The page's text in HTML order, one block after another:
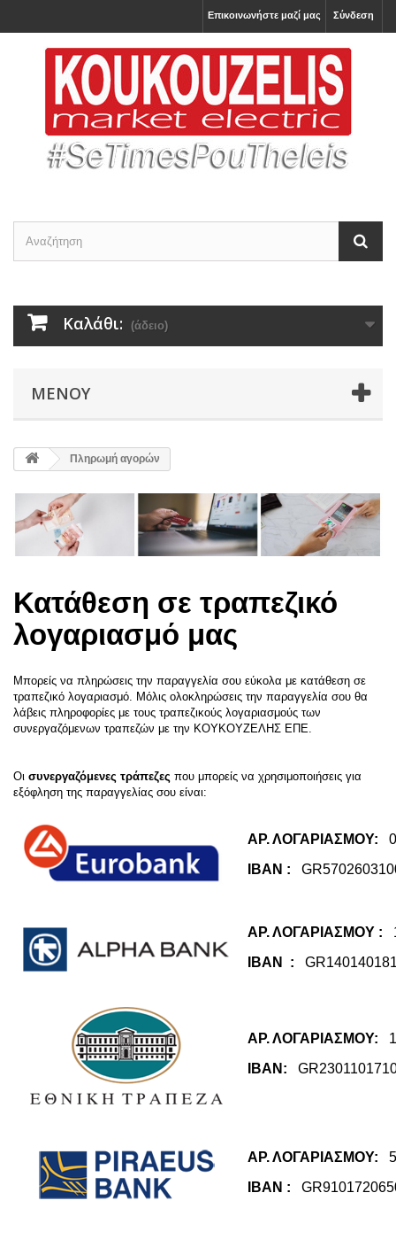
Σύνδεση
Επικοινωνήστε μαζί μας
Καλάθι: (άδειο)
ΜΕΝΟΎ
Πληρωμή αγορών
Κατάθεση σε τραπεζικό
λογαριασμό μας
Μπορείς να πληρώσεις την παραγγελία σου εύκολα με κατάθεση σε
τραπεζικό λογαριασμό. Μόλις ολοκληρώσεις την παραγγελία σου θα
λάβεις πληροφορίες με τους τραπεζικούς λογαριασμούς των
συνεργαζόμενων τραπεζών με την ΚΟΥΚΟΥΖΕΛΗΣ ΕΠΕ.
Οι συνεργαζόμενες τράπεζες που μπορείς να χρησιμοποιήσεις για
εξόφληση της παραγγελίας σου είναι:
ΑΡ. ΛΟΓΑΡΙΑΣΜΟΥ:
ΙΒΑΝ :
ΑΡ. ΛΟΓΑΡΙΑΣΜΟΥ :
ΙΒΑΝ :
ΑΡ. ΛΟΓΑΡΙΑΣΜΟΥ:
ΙΒΑΝ:
ΑΡ. ΛΟΓΑΡΙΑΣΜΟΥ:
ΙΒΑΝ :